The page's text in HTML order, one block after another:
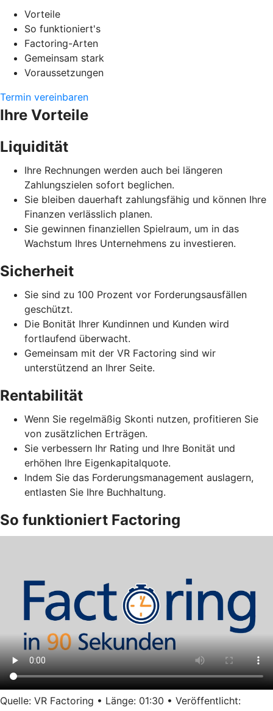
Vorteile
So funktioniert's
Factoring-Arten
Gemeinsam stark
Voraussetzungen
Termin vereinbaren
Ihre Vorteile
Liquidität
Ihre Rechnungen werden auch bei längeren
Zahlungszielen sofort beglichen.
Sie bleiben dauerhaft zahlungsfähig und können Ihre
Finanzen verlässlich planen.
Sie gewinnen finanziellen Spielraum, um in das
Wachstum Ihres Unternehmens zu investieren.
Sicherheit
Sie sind zu 100 Prozent vor Forderungsausfällen
geschützt.
Die Bonität Ihrer Kundinnen und Kunden wird
fortlaufend überwacht.
Gemeinsam mit der VR Factoring sind wir
unterstützend an Ihrer Seite.
Rentabilität
Wenn Sie regelmäßig Skonti nutzen, profitieren Sie
von zusätzlichen Erträgen.
Sie verbessern Ihr Rating und Ihre Bonität und
erhöhen Ihre Eigenkapitalquote.
Indem Sie das Forderungsmanagement auslagern,
entlasten Sie Ihre Buchhaltung.
So funktioniert Factoring
Quelle: VR Factoring • Länge: 01:30 • Veröffentlicht: